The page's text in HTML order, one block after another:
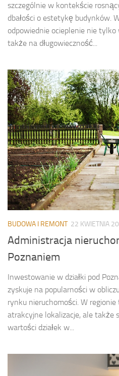
szczególnie w kontekście
dbałości o estetykę budynków.
odpowiednie ocieplenie nie
także na długowieczność...
BUDOWA I REMONT 22 KWIETNIA
Administracja
Poznaniem
Inwestowanie w działki pod
zyskuje na popularności w
rynku nieruchomości. W
atrakcyjne lokalizacje, ale także
wartości działek w...